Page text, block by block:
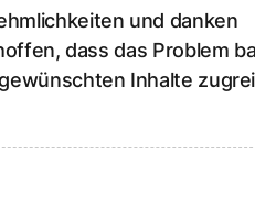
und danken
dass das Problem
Inhalte